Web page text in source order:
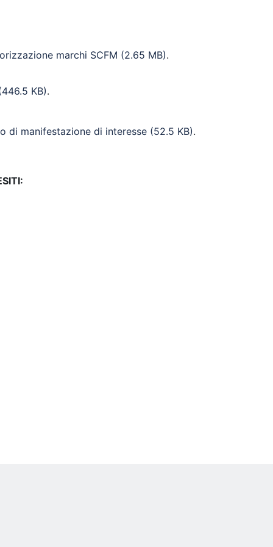
marchi SCFM (2.65 MB).
KB).
di manifestazione di interesse (52.5 KB).